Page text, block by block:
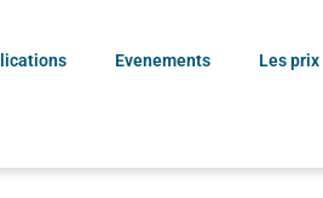
Evenements Les prix